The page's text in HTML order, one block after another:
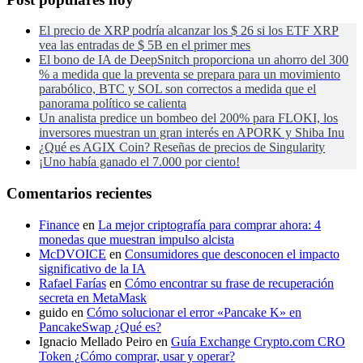
El precio de XRP podría alcanzar los $ 26 si los ETF XRP
vea las entradas de $ 5B en el primer mes
El bono de IA de DeepSnitch proporciona un ahorro del 300
% a medida que la preventa se prepara para un movimiento
parabólico, BTC y SOL son correctos a medida que el
panorama político se calienta
Un analista predice un bombeo del 200% para FLOKI, los
inversores muestran un gran interés en APORK y Shiba Inu
¿Qué es AGIX Coin? Reseñas de precios de Singularity
¡Uno había ganado el 7.000 por ciento!
Comentarios recientes
Finance en La mejor criptografía para comprar ahora: 4
monedas que muestran impulso alcista
McDVOICE en Consumidores que desconocen el impacto
significativo de la IA
Rafael Farías en Cómo encontrar su frase de recuperación
secreta en MetaMask
guido en Cómo solucionar el error «Pancake K» en
PancakeSwap ¿Qué es?
Ignacio Mellado Peiro en Guía Exchange Crypto.com CRO
Token ¿Cómo comprar, usar y operar?